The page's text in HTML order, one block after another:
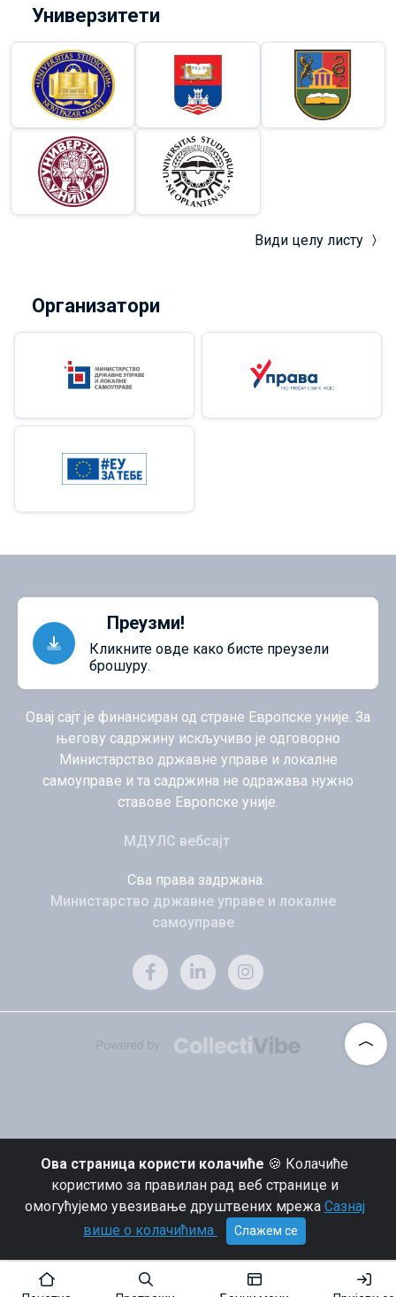
Ова страница користи колачиће 🍪 Колачиће
користимо за правилан рад веб странице и
омогућујемо увезивање друштвених мрежа Сазнај
више о колачићима
Слажем се
Универзитети
Види целу листу
Организатори
Преузми!
Кликните овде како бисте преузели
брошуру.
Овај сајт је финансиран од стране Европске уније. За
његову садржину искључиво је одговорно
Министарство државне управе и локалне
самоуправе и та садржина не одражава нужно
ставове Европске уније.
МДУЛС вебсајт
Сва права задржана.
Министарство државне управе и локалне
самоуправе